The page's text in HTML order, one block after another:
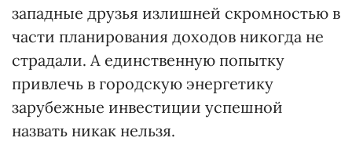
западные друзья излишней скромностью в
части планирования доходов никогда не
страдали. А единственную попытку
привлечь в городскую энергетику
зарубежные инвестиции успешной
назвать никак нельзя.